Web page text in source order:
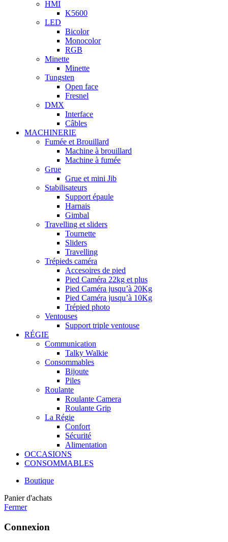
HMI
K5600
LED
Bicolor
Monocolor
RGB
Minette
Minette
Tungsten
Open face
Fresnel
DMX
Interface
Câbles
MACHINERIE
Fumée et Brouillard
Machine à brouillard
Machine à fumée
Grue
Grue et mini Jib
Stabilisateurs
Support épaule
Harnais
Gimbal
Travelling et sliders
Tournette
Sliders
Travelling
Trépieds caméra
Accesoires de pied
Pied Caméra 22kg et plus
Pied Caméra jusqu’à 20Kg
Pied Caméra jusqu’à 10Kg
Trépied photo
Ventouses
Support triple ventouse
RÉGIE
Communication
Talky Walkie
Consommables
Bijoute
Piles
Roulante
Roulante Camera
Roulante Grip
La Régie
Confort
Sécurité
Alimentation
OCCASIONS
CONSOMMABLES
Boutique
Panier d'achats
Fermer
Connexion